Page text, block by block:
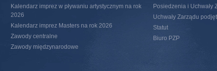
Kalendarz imprez w pływaniu artystycznym na rok
2026
Kalendarz imprez Masters na rok 2026
Zawody centralne
Zawody międzynarodowe
Posiedzenia i Uchwały
Uchwały Zarządu
Statut
Biuro PZP